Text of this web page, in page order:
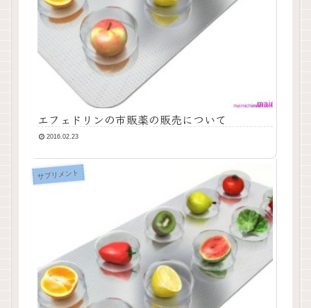
エフェドリンの市販薬の販売について
2016.02.23
サプリメント